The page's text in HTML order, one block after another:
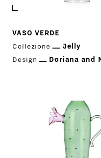
VASO VERDE
Collezione
Jelly
Design
Doriana and